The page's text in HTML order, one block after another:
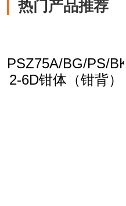
热门产品推荐
PSZ75A/BG/PS/BK-
2-6D钳体（钳背）